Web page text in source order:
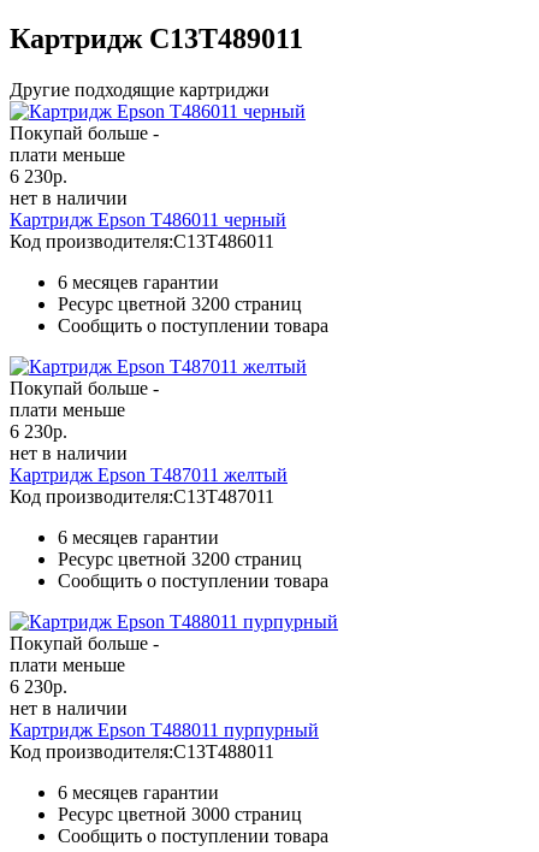
Картридж C13T489011
Другие подходящие картриджи
Покупай больше -
плати меньше
6 230р.
нет в наличии
Картридж Epson T486011 черный
Код производителя:C13T486011
6 месяцев гарантии
Ресурс цветной 3200 страниц
Сообщить о поступлении товара
Покупай больше -
плати меньше
6 230р.
нет в наличии
Картридж Epson T487011 желтый
Код производителя:C13T487011
6 месяцев гарантии
Ресурс цветной 3200 страниц
Сообщить о поступлении товара
Покупай больше -
плати меньше
6 230р.
нет в наличии
Картридж Epson T488011 пурпурный
Код производителя:C13T488011
6 месяцев гарантии
Ресурс цветной 3000 страниц
Сообщить о поступлении товара